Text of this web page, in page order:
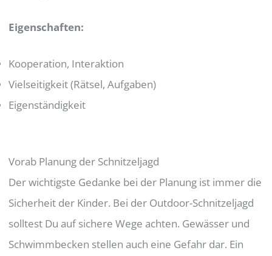
Eigenschaften:
Kooperation, Interaktion
Vielseitigkeit (Rätsel, Aufgaben)
Eigenständigkeit
Vorab Planung der Schnitzeljagd
Der wichtigste Gedanke bei der Planung ist immer die
Sicherheit der Kinder. Bei der Outdoor-Schnitzeljagd
solltest Du auf sichere Wege achten. Gewässer und
Schwimmbecken stellen auch eine Gefahr dar. Ein